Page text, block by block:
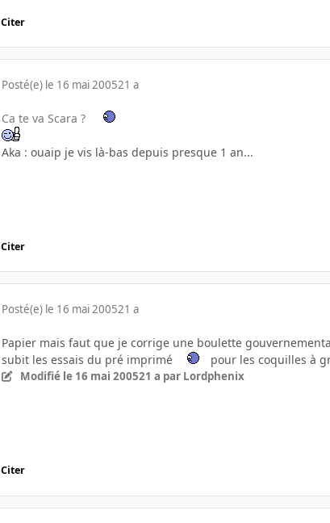
Citer
Posté(e) le 16 mai 200521 a
Ca te va Scara ?
Aka : ouaip je vis là-bas depuis presque 1 an...
Citer
Posté(e) le 16 mai 200521 a
Papier mais faut que je corrige une boulette
subit les essais du pré imprimé
pour les coquilles à
Modifié le 16 mai 200521 a par Lordphenix
Citer